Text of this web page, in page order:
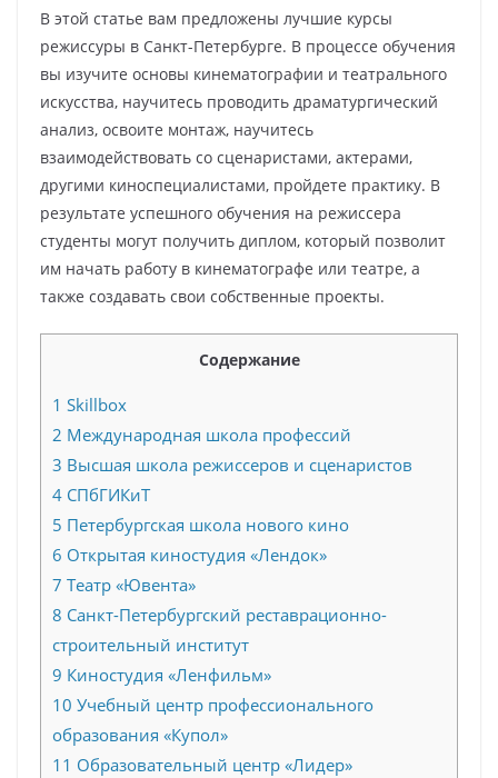
В этой статье вам предложены лучшие курсы
режиссуры в Санкт-Петербурге. В процессе обучения
вы изучите основы кинематографии и театрального
искусства, научитесь проводить драматургический
анализ, освоите монтаж, научитесь
взаимодействовать со сценаристами, актерами,
другими киноспециалистами, пройдете практику. В
результате успешного обучения на режиссера
студенты могут получить диплом, который позволит
им начать работу в кинематографе или театре, а
также создавать свои собственные проекты.
Содержание
1 Skillbox
2 Международная школа профессий
3 Высшая школа режиссеров и сценаристов
4 СПбГИКиТ
5 Петербургская школа нового кино
6 Открытая киностудия «Лендок»
7 Театр «Ювента»
8 Санкт-Петербургский реставрационно-
строительный институт
9 Киностудия «Ленфильм»
10 Учебный центр профессионального
образования «Купол»
11 Образовательный центр «Лидер»